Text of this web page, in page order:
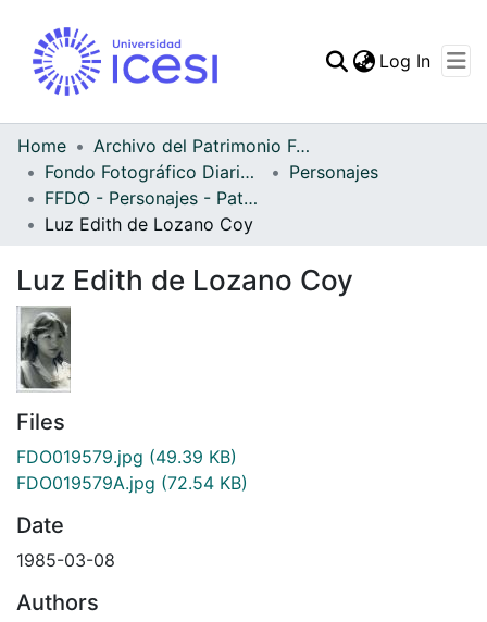
Statistics
Log In
Home
Archivo del Patrimonio Fotográfico y Fílmico del Valle del Cauca
Fondo Fotográfico Diario Occidente
Personajes
FFDO - Personajes - Patrimonial
Luz Edith de Lozano Coy
Luz Edith de Lozano Coy
Files
FDO019579.jpg (49.39 KB)
FDO019579A.jpg (72.54 KB)
Date
1985-03-08
Authors